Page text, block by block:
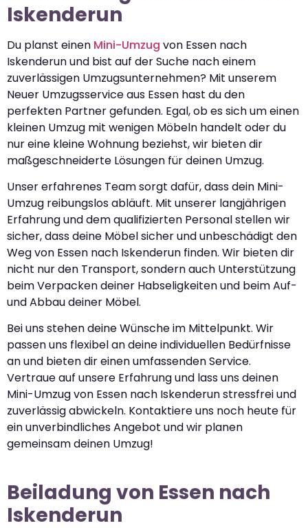
Iskenderun
Du planst einen Mini-Umzug von Essen nach
Iskenderun und bist auf der Suche nach einem
zuverlässigen Umzugsunternehmen? Mit unserem
Neuer Umzugsservice aus Essen hast du den
perfekten Partner gefunden. Egal, ob es sich um einen
kleinen Umzug mit wenigen Möbeln handelt oder du
nur eine kleine Wohnung beziehst, wir bieten dir
maßgeschneiderte Lösungen für deinen Umzug.
Unser erfahrenes Team sorgt dafür, dass dein Mini-
Umzug reibungslos abläuft. Mit unserer langjährigen
Erfahrung und dem qualifizierten Personal stellen wir
sicher, dass deine Möbel sicher und unbeschädigt den
Weg von Essen nach Iskenderun finden. Wir bieten dir
nicht nur den Transport, sondern auch Unterstützung
beim Verpacken deiner Habseligkeiten und beim Auf-
und Abbau deiner Möbel.
Bei uns stehen deine Wünsche im Mittelpunkt. Wir
passen uns flexibel an deine individuellen Bedürfnisse
an und bieten dir einen umfassenden Service.
Vertraue auf unsere Erfahrung und lass uns deinen
Mini-Umzug von Essen nach Iskenderun stressfrei und
zuverlässig abwickeln. Kontaktiere uns noch heute für
ein unverbindliches Angebot und wir planen
gemeinsam deinen Umzug!
Beiladung von Essen nach
Iskenderun